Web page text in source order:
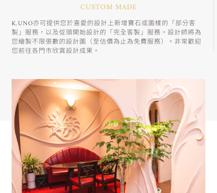
CUSTOM MADE
K.UNO亦可提供您於喜愛的設計上新增寶石或圖樣的「部分客
製」服務，以及從頭開始設計的「完全客製」服務。設計師將為
您繪製不限張數的設計圖（至估價為止為免費服務）。非常歡迎
您前往各門市欣賞設計成果。